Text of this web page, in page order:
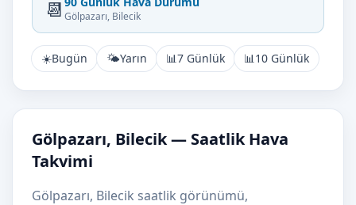
📆 Gölpazarı, Bilecik
☀️Bugün 🌤️Yarın 📊7 Günlük 📊10 Günlük
Gölpazarı, Bilecik — Saatlik Hava
Takvimi
Gölpazarı, Bilecik saatlik görünümü,